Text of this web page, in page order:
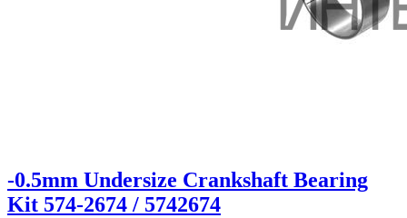
-0.5mm Undersize Crankshaft Bearing
Kit 574-2674 / 5742674